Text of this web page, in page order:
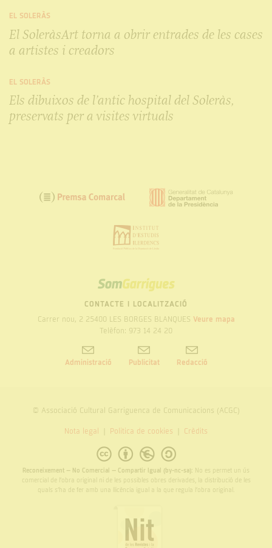
EL SOLERÀS
El SoleràsArt torna a obrir entrades de les cases
a artistes i creadors
EL SOLERÀS
Els dibuixos de l’antic hospital del Soleràs,
preservats per a visites virtuals
SOM
GARRIGUES
CONTACTE I LOCALITZACIÓ
Carrer nou, 2 25400 LES BORGES BLANQUES Veure mapa
Telèfon: 973 14 24 20
Administració Publicitat Redacció
© Associació Cultural Garriguenca de Comunicacions (ACGC)
Nota legal Politica de cookies Crèdits
Reconeixement – No Comercial – Compartir Igual (by-nc-sa): No es permet un ús
comercial de l’obra original ni de les possibles obres derivades, la distribució de les
quals s’ha de fer amb una llicència igual a la que regula l’obra original.